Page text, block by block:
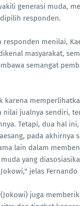
generasi muda,
responden.
responden menilai,
masyarakat,
semangat
karena
nilai jualnya sendiri,
Tetapi, dua hal
pada akhirnya
lain dalam
yang
jelas Fernando
juga